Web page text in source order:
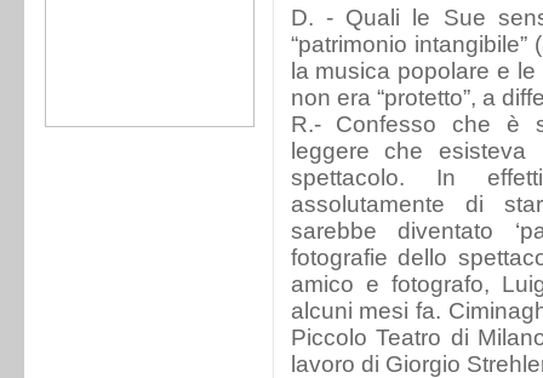
D. - Quali le Sue
“patrimonio
la musica popolare e
non era “protetto”, a
R.- Confesso che è
leggere che
spettacolo. In
assolutamente di
sarebbe diventato
fotografie dello
amico e fotografo,
alcuni mesi fa.
Piccolo Teatro di
lavoro di Giorgio